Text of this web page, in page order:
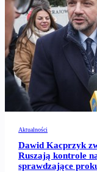
Aktualności
Dawid Kacprzyk
Ruszają kontrole
sprawdzające